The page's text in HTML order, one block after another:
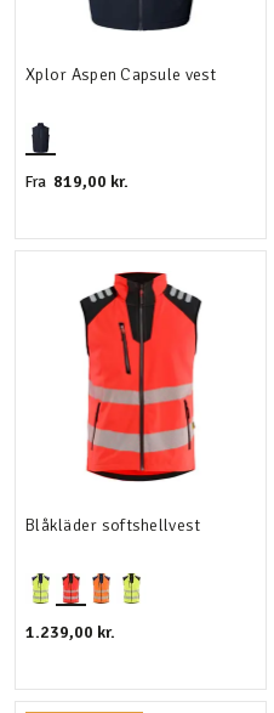
Xplor Aspen Capsule vest
Fra 819,00 kr.
Blåkläder softshellvest
1.239,00 kr.